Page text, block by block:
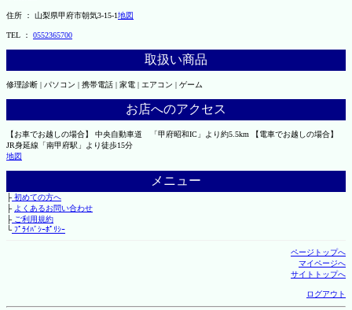
住所 ： 山梨県甲府市朝気3-15-1地図
TEL ： 0552365700
取扱い商品
修理診断 | パソコン | 携帯電話 | 家電 | エアコン | ゲーム
お店へのアクセス
【お車でお越しの場合】 中央自動車道 「甲府昭和IC」より約5.5km 【電車でお越しの場合】
JR身延線「南甲府駅」より徒歩15分
地図
メニュー
├初めての方へ
├ よくあるお問い合わせ
├ご利用規約
└ﾌﾟﾗｲﾊﾞｼｰﾎﾟﾘｼｰ
ページトップへ
マイページへ
サイトトップへ
ログアウト